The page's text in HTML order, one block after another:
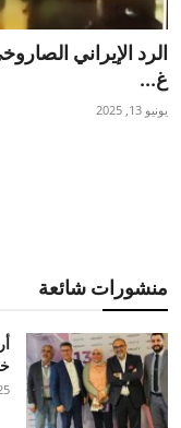
الرد الإيراني
غ...
يونيو 13, 2025
منشورات شائعة